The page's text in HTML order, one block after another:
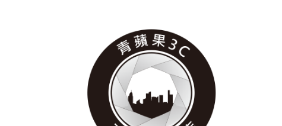
覽
列
要
內
容